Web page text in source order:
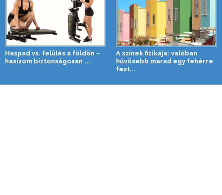
Haspad vs. felülés a földön –
hasizom biztonságosan ...
A színek fizikája: valóban
hűvösebb marad egy fehérre
fest...